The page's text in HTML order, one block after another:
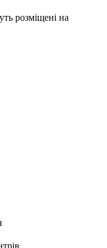
розміщені на